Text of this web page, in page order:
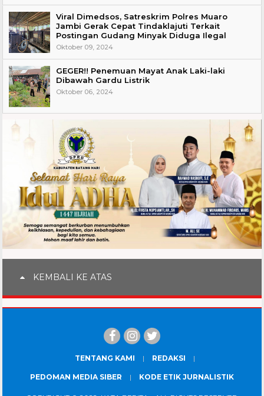
Viral Dimedsos, Satreskrim Polres Muaro
Jambi Gerak Cepat Tindaklajuti Terkait
Postingan Gudang Minyak Diduga Ilegal
Oktober 09, 2024
GEGER!! Penemuan Mayat Anak Laki-laki
Dibawah Gardu Listrik
Oktober 06, 2024
KEMBALI KE ATAS
TENTANG KAMI REDAKSI
PEDOMAN MEDIA SIBER KODE ETIK JURNALISTIK